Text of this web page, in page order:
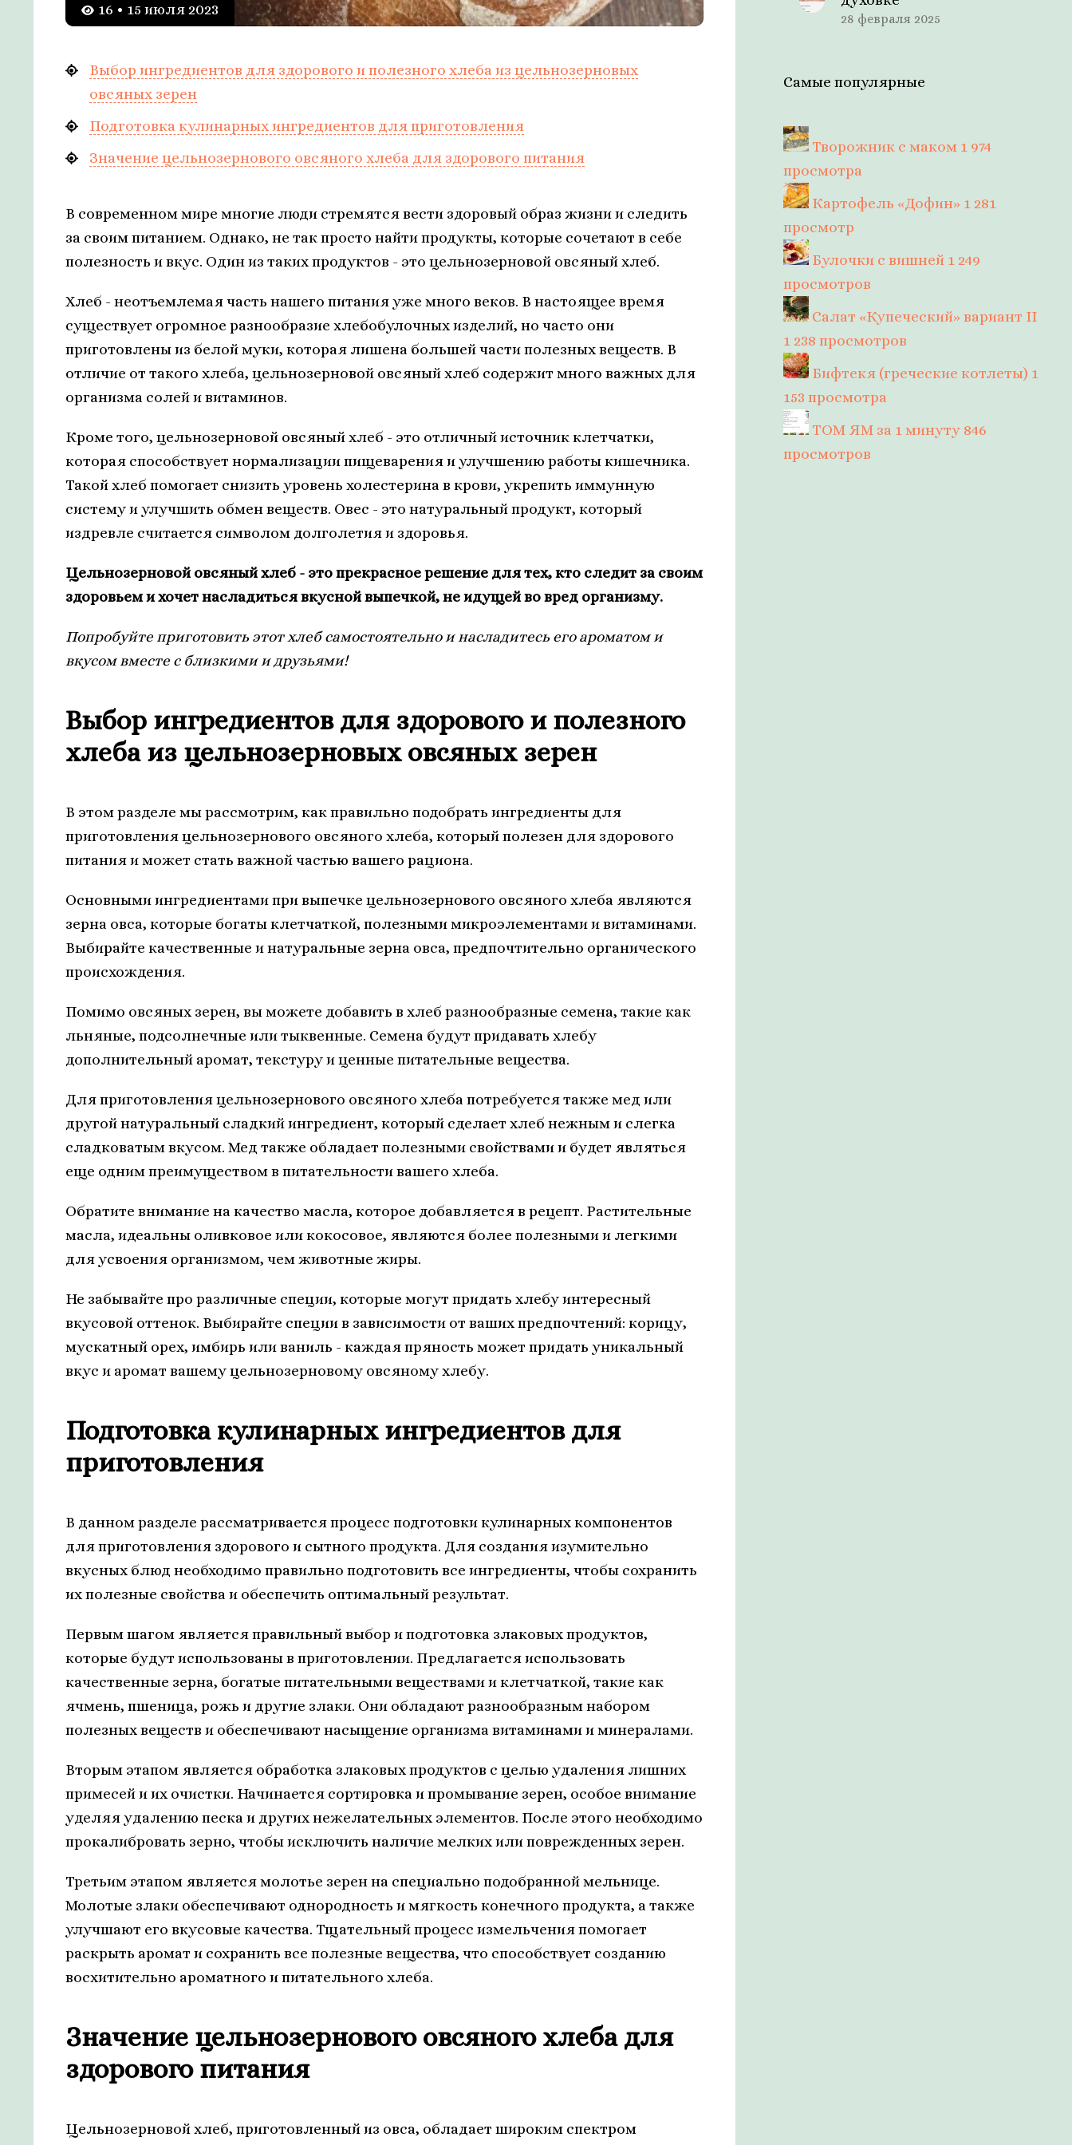
16 • 15 июля 2023
Выбор ингредиентов для здорового и полезного хлеба из цельнозерновых
овсяных зерен
Подготовка кулинарных ингредиентов для приготовления
Значение цельнозернового овсяного хлеба для здорового питания
В современном мире многие люди стремятся вести здоровый образ жизни и следить
за своим питанием. Однако, не так просто найти продукты, которые сочетают в себе
полезность и вкус. Один из таких продуктов - это цельнозерновой овсяный хлеб.
Хлеб - неотъемлемая часть нашего питания уже много веков. В настоящее время
существует огромное разнообразие хлебобулочных изделий, но часто они
приготовлены из белой муки, которая лишена большей части полезных веществ. В
отличие от такого хлеба, цельнозерновой овсяный хлеб содержит много важных для
организма солей и витаминов.
Кроме того, цельнозерновой овсяный хлеб - это отличный источник клетчатки,
которая способствует нормализации пищеварения и улучшению работы кишечника.
Такой хлеб помогает снизить уровень холестерина в крови, укрепить иммунную
систему и улучшить обмен веществ. Овес - это натуральный продукт, который
издревле считается символом долголетия и здоровья.
Цельнозерновой овсяный хлеб - это прекрасное решение для тех, кто следит за своим
здоровьем и хочет насладиться вкусной выпечкой, не идущей во вред организму.
Попробуйте приготовить этот хлеб самостоятельно и насладитесь его ароматом и
вкусом вместе с близкими и друзьями!
Выбор ингредиентов для здорового и полезного
хлеба из цельнозерновых овсяных зерен
В этом разделе мы рассмотрим, как правильно подобрать ингредиенты для
приготовления цельнозернового овсяного хлеба, который полезен для здорового
питания и может стать важной частью вашего рациона.
Основными ингредиентами при выпечке цельнозернового овсяного хлеба являются
зерна овса, которые богаты клетчаткой, полезными микроэлементами и витаминами.
Выбирайте качественные и натуральные зерна овса, предпочтительно органического
происхождения.
Помимо овсяных зерен, вы можете добавить в хлеб разнообразные семена, такие как
льняные, подсолнечные или тыквенные. Семена будут придавать хлебу
дополнительный аромат, текстуру и ценные питательные вещества.
Для приготовления цельнозернового овсяного хлеба потребуется также мед или
другой натуральный сладкий ингредиент, который сделает хлеб нежным и слегка
сладковатым вкусом. Мед также обладает полезными свойствами и будет являться
еще одним преимуществом в питательности вашего хлеба.
Обратите внимание на качество масла, которое добавляется в рецепт. Растительные
масла, идеальны оливковое или кокосовое, являются более полезными и легкими
для усвоения организмом, чем животные жиры.
Не забывайте про различные специи, которые могут придать хлебу интересный
вкусовой оттенок. Выбирайте специи в зависимости от ваших предпочтений: корицу,
мускатный орех, имбирь или ваниль - каждая пряность может придать уникальный
вкус и аромат вашему цельнозерновому овсяному хлебу.
Подготовка кулинарных ингредиентов для
приготовления
В данном разделе рассматривается процесс подготовки кулинарных компонентов
для приготовления здорового и сытного продукта. Для создания изумительно
вкусных блюд необходимо правильно подготовить все ингредиенты, чтобы сохранить
их полезные свойства и обеспечить оптимальный результат.
Первым шагом является правильный выбор и подготовка злаковых продуктов,
которые будут использованы в приготовлении. Предлагается использовать
качественные зерна, богатые питательными веществами и клетчаткой, такие как
ячмень, пшеница, рожь и другие злаки. Они обладают разнообразным набором
полезных веществ и обеспечивают насыщение организма витаминами и минералами.
Вторым этапом является обработка злаковых продуктов с целью удаления лишних
примесей и их очистки. Начинается сортировка и промывание зерен, особое внимание
уделяя удалению песка и других нежелательных элементов. После этого необходимо
прокалибровать зерно, чтобы исключить наличие мелких или поврежденных зерен.
Третьим этапом является молотье зерен на специально подобранной мельнице.
Молотые злаки обеспечивают однородность и мягкость конечного продукта, а также
улучшают его вкусовые качества. Тщательный процесс измельчения помогает
раскрыть аромат и сохранить все полезные вещества, что способствует созданию
восхитительно ароматного и питательного хлеба.
Значение цельнозернового овсяного хлеба для
здорового питания
Цельнозерновой хлеб, приготовленный из овса, обладает широким спектром
28 февраля 2025
Самые популярные
Творожник с маком 1 974
просмотра
Картофель «Дофин» 1 281
просмотр
Булочки с вишней 1 249
просмотров
Салат «Купеческий» вариант II
1 238 просмотров
Бифтекя (греческие котлеты) 1
153 просмотра
ТОМ ЯМ за 1 минуту 846
просмотров